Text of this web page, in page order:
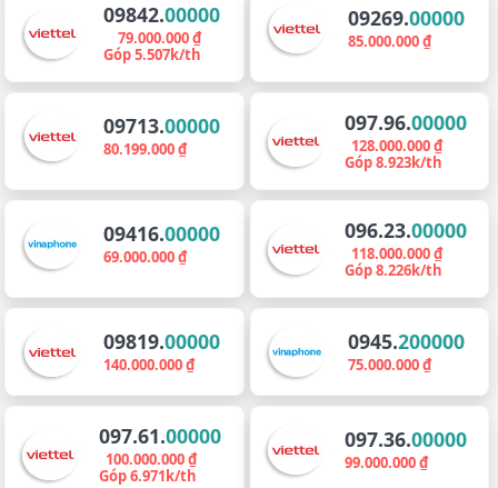
09842.00000
79.000.000 ₫
Góp 5.507k/th
09269.00000
85.000.000 ₫
09713.00000
80.199.000 ₫
097.96.00000
128.000.000 ₫
Góp 8.923k/th
09416.00000
69.000.000 ₫
096.23.00000
118.000.000 ₫
Góp 8.226k/th
09819.00000
140.000.000 ₫
0945.200000
75.000.000 ₫
097.61.00000
100.000.000 ₫
Góp 6.971k/th
097.36.00000
99.000.000 ₫